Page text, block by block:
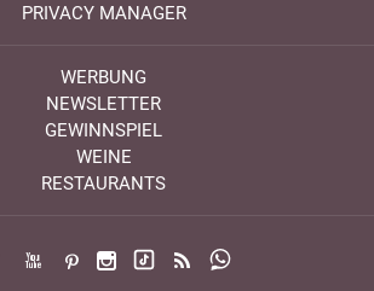
PRIVACY MANAGER
WERBUNG
NEWSLETTER
GEWINNSPIEL
WEINE
RESTAURANTS